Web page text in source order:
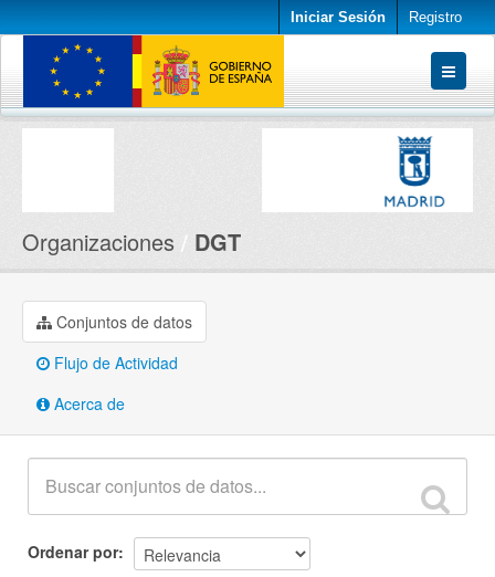
Iniciar Sesión Registro
Conjuntos de datos
Organizaciones DGT
Conjuntos de datos
Flujo de Actividad
Acerca de
Ordenar por